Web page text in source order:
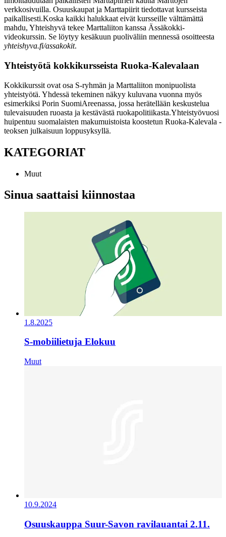
verkkosivuilla. Osuuskaupat ja Marttapiirit tiedottavat kursseista
paikallisesti.Koska kaikki halukkaat eivät kursseille välttämättä
mahdu, Yhteishyvä tekee Marttaliiton kanssa Ässäkokki-
videokurssin. Se löytyy kesäkuun puoliväliin mennessä osoitteesta
yhteishyva.fi/assakokit.
Yhteistyötä kokkikursseista Ruoka-Kalevalaan
Kokkikurssit ovat osa S-ryhmän ja Marttaliiton monipuolista
yhteistyötä. Yhdessä tekeminen näkyy kuluvana vuonna myös
esimerkiksi Porin SuomiAreenassa, jossa herätellään keskustelua
tulevaisuuden ruoasta ja kestävästä ruokapolitiikasta.Yhteistyövuosi
huipentuu suomalaisten makumuistoista koostetun Ruoka-Kalevala -
teoksen julkaisuun loppusyksyllä.
KATEGORIAT
Muut
Sinua saattaisi kiinnostaa
1.8.2025
S-mobiilietuja Elokuu
Muut
10.9.2024
Osuuskauppa Suur-Savon ravilauantai 2.11.